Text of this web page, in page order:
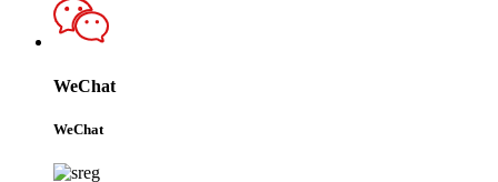
WeChat
WeChat